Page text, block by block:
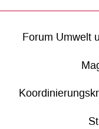
Forum Umwelt